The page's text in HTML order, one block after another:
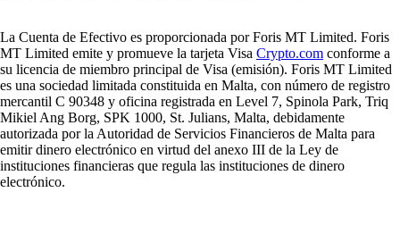
La Cuenta de Efectivo es proporcionada por Foris MT Limited. Foris
MT Limited emite y promueve la tarjeta Visa Crypto.com conforme a
su licencia de miembro principal de Visa (emisión). Foris MT Limited
es una sociedad limitada constituida en Malta, con número de registro
mercantil C 90348 y oficina registrada en Level 7, Spinola Park, Triq
Mikiel Ang Borg, SPK 1000, St. Julians, Malta, debidamente
autorizada por la Autoridad de Servicios Financieros de Malta para
emitir dinero electrónico en virtud del anexo III de la Ley de
instituciones financieras que regula las instituciones de dinero
electrónico.